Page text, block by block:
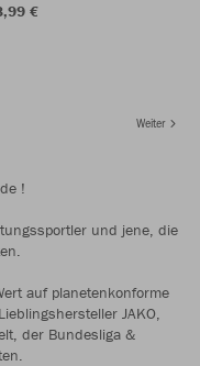
€
Weiter
!
und jene, die
auf planetenkonforme
JAKO,
der Bundesliga &